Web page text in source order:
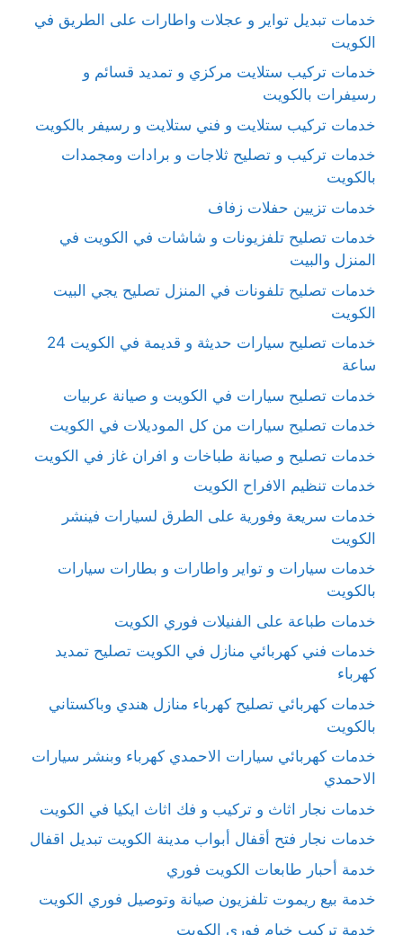
خدمات تبديل تواير و عجلات واطارات على الطريق في
الكويت
خدمات تركيب ستلايت مركزي و تمديد قسائم و
رسيفرات بالكويت
خدمات تركيب ستلايت و فني ستلايت و رسيفر بالكويت
خدمات تركيب و تصليح ثلاجات و برادات ومجمدات
بالكويت
خدمات تزيين حفلات زفاف
خدمات تصليح تلفزيونات و شاشات في الكويت في
المنزل والبيت
خدمات تصليح تلفونات في المنزل تصليح يجي البيت
الكويت
خدمات تصليح سيارات حديثة و قديمة في الكويت 24
ساعة
خدمات تصليح سيارات في الكويت و صيانة عربيات
خدمات تصليح سيارات من كل الموديلات في الكويت
خدمات تصليح و صيانة طباخات و افران غاز في الكويت
خدمات تنظيم الافراح الكويت
خدمات سريعة وفورية على الطرق لسيارات فينشر
الكويت
خدمات سيارات و تواير واطارات و بطارات سيارات
بالكويت
خدمات طباعة على الفنيلات فوري الكويت
خدمات فني كهربائي منازل في الكويت تصليح تمديد
كهرباء
خدمات كهربائي تصليح كهرباء منازل هندي وباكستاني
بالكويت
خدمات كهربائي سيارات الاحمدي كهرباء وبنشر سيارات
الاحمدي
خدمات نجار اثاث و تركيب و فك اثاث ايكيا في الكويت
خدمات نجار فتح أقفال أبواب مدينة الكويت تبديل اقفال
خدمة أحبار طابعات الكويت فوري
خدمة بيع ريموت تلفزيون صيانة وتوصيل فوري الكويت
خدمة تركيب خيام فوري الكويت